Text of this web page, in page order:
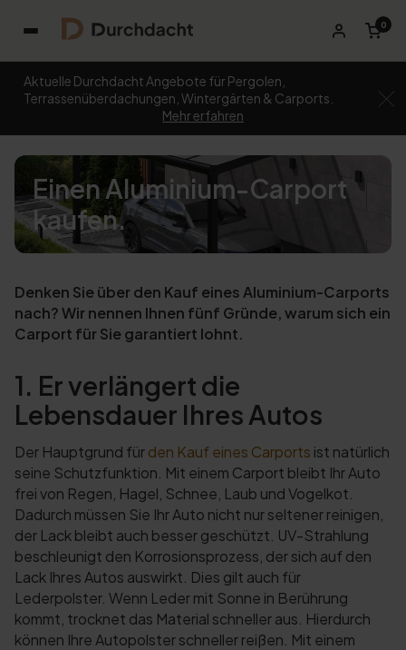
0
Aktuelle Durchdacht Angebote für Pergolen,
Terrassenüberdachungen, Wintergärten & Carports.
Mehr erfahren
Einen Aluminium-Carport
kaufen.
Denken Sie über den Kauf eines Aluminium-Carports
nach? Wir nennen Ihnen fünf Gründe, warum sich ein
Carport für Sie garantiert lohnt.
1. Er verlängert die
Lebensdauer Ihres Autos
Der Hauptgrund fürden Kauf eines Carports ist natürlich
seine Schutzfunktion. Mit einem Carport bleibt Ihr Auto
frei von Regen, Hagel, Schnee, Laub und Vogelkot.
Dadurch müssen Sie Ihr Auto nicht nur seltener reinigen,
der Lack bleibt auch besser geschützt. UV-Strahlung
beschleunigt den Korrosionsprozess, der sich auf den
Lack Ihres Autos auswirkt. Dies gilt auch für
Lederpolster. Wenn Leder mit Sonne in Berührung
kommt, trocknet das Material schneller aus. Hierdurch
können Ihre Autopolster schneller reißen. Mit einem